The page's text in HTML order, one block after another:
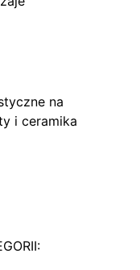
na
i ceramika